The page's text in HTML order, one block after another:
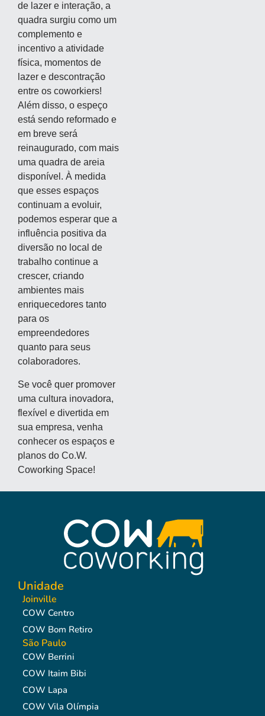
de lazer e interação, a
quadra surgiu como um
complemento e
incentivo a atividade
física, momentos de
lazer e descontração
entre os coworkiers!
Além disso, o espeço
está sendo reformado e
em breve será
reinaugurado, com mais
uma quadra de areia
disponível. À medida
que esses espaços
continuam a evoluir,
podemos esperar que a
influência positiva da
diversão no local de
trabalho continue a
crescer, criando
ambientes mais
enriquecedores tanto
para os
empreendedores
quanto para seus
colaboradores.
Se você quer promover
uma cultura inovadora,
flexível e divertida em
sua empresa, venha
conhecer os espaços e
planos do Co.W.
Coworking Space!
Unidade
Joinville
COW Centro
COW Bom Retiro
São Paulo
COW Berrini
COW Itaim Bibi
COW Lapa
COW Vila Olímpia